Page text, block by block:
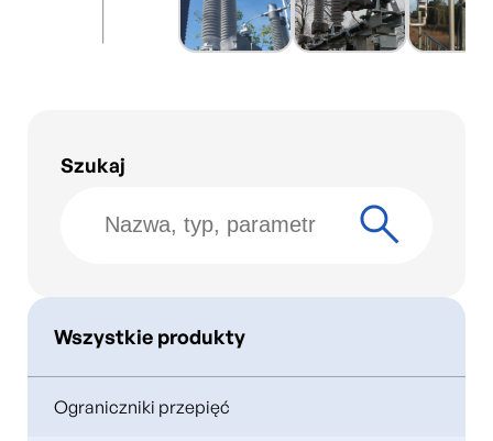
Szukaj
Wszystkie produkty
Ograniczniki przepięć